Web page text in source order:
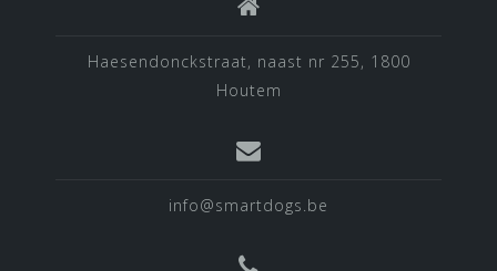
Haesendonckstraat, naast nr 255, 1800
Houtem
info@smartdogs.be